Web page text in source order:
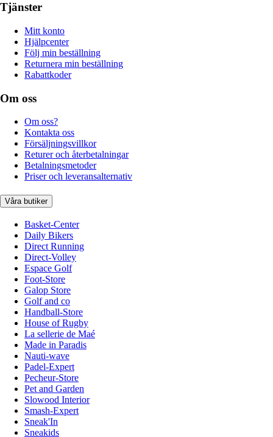
Tjänster
Mitt konto
Hjälpcenter
Följ min beställning
Returnera min beställning
Rabattkoder
Om oss
Om oss?
Kontakta oss
Försäljningsvillkor
Returer och återbetalningar
Betalningsmetoder
Priser och leveransalternativ
Våra butiker
Basket-Center
Daily Bikers
Direct Running
Direct-Volley
Espace Golf
Foot-Store
Galop Store
Golf and co
Handball-Store
House of Rugby
La sellerie de Maé
Made in Paradis
Nauti-wave
Padel-Expert
Pecheur-Store
Pet and Garden
Slowood Interior
Smash-Expert
Sneak'In
Sneakids